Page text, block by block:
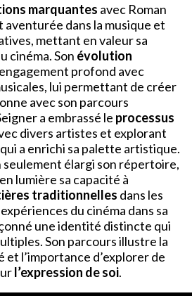
marquantes avec Roman
aventurée dans la musique et
mettant en valeur sa
cinéma. Son évolution
profond avec
lui permettant de créer
avec son parcours
a embrassé le processus
divers artistes et explorant
a enrichi sa palette artistique.
seulement élargi son répertoire,
lumière sa capacité à
traditionnelles dans les
du cinéma dans sa
une identité distincte qui
Son parcours illustre la
l’importance d’explorer de
l’expression de soi.